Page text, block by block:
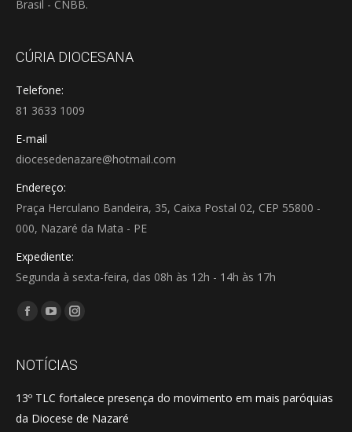
Brasil - CNBB.
CÚRIA DIOCESANA
Telefone:
81 3633 1009
E-mail
diocesedenazare@hotmail.com
Endereço:
Praça Herculano Bandeira, 35, Caixa Postal 02, CEP 55800 -
000, Nazaré da Mata - PE
Expediente:
Segunda à sexta-feira, das 08h às 12h - 14h às 17h
Encontre-nos em:
Facebook
opens
new
window
YouTube
opens
new
window
Instagram
opens
new
window
NOTÍCIAS
13º TLC fortalece presença do movimento em mais paróquias
da Diocese de Nazaré